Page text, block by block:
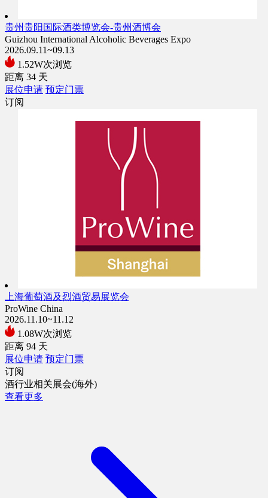
贵州贵阳国际酒类博览会-贵州酒博会
Guizhou International Alcoholic Beverages Expo
2026.09.11~09.13
1.52W次浏览
距离 34 天
展位申请 预定门票
订阅
上海葡萄酒及烈酒贸易展览会
ProWine China
2026.11.10~11.12
1.08W次浏览
距离 94 天
展位申请 预定门票
订阅
酒行业相关展会(海外)
查看更多